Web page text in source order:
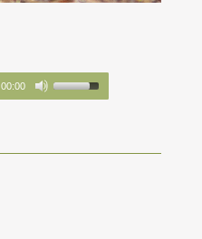
00:00